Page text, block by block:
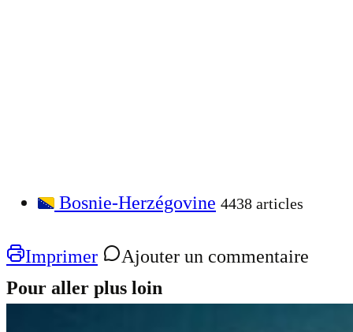
Bosnie-Herzégovine 4438 articles
Imprimer
Ajouter un commentaire
Pour aller plus loin